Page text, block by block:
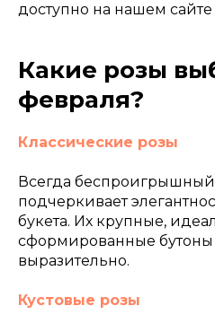
доступно на нашем сайте
Какие розы
февраля?
Классические розы
Всегда беспроигрышный
подчеркивает
букета. Их крупные,
сформированные бутоны
выразительно.
Кустовые розы